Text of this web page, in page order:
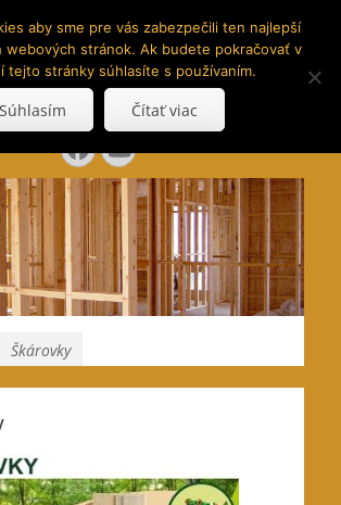
www.hranoly.sk
…kus prírody priamo k Vám
Facebook
YouTube
Škárovky
aby sme pre vás zabezpečili ten najlepší
webových stránok. Ak budete pokračovať v
tejto stránky súhlasíte s používaním.
Súhlasím Čítať viac